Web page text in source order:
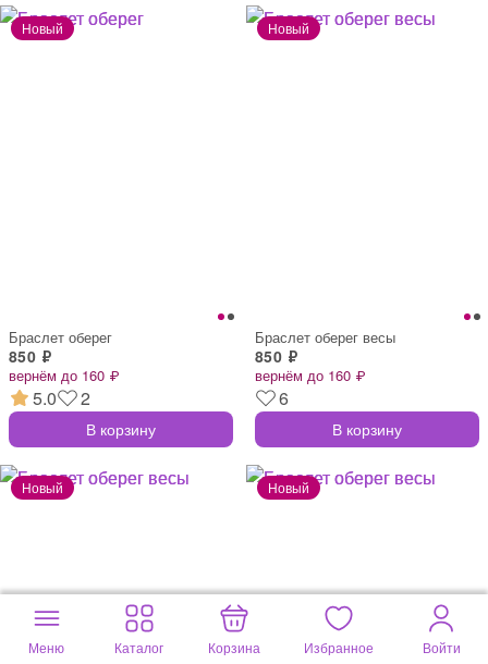
Браслет оберег
850 ₽
вернём до 160 ₽
5.0 2
В корзину
Браслет оберег весы
850 ₽
вернём до 160 ₽
6
В корзину
Меню Каталог Корзина Избранное Войти